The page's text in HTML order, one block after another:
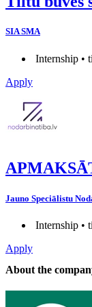
SIA SMA
Internship •
Apply
Jauno Speciālistu
Internship •
Apply
About the